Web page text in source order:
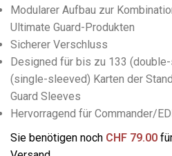
Modularer Aufbau zur
Ultimate Guard-Produkten
Sicherer Verschluss
Designed für bis zu 133
(single-sleeved) Karten der
Guard Sleeves
Hervorragend für Commander/
Sie benötigen noch CHF 79.00